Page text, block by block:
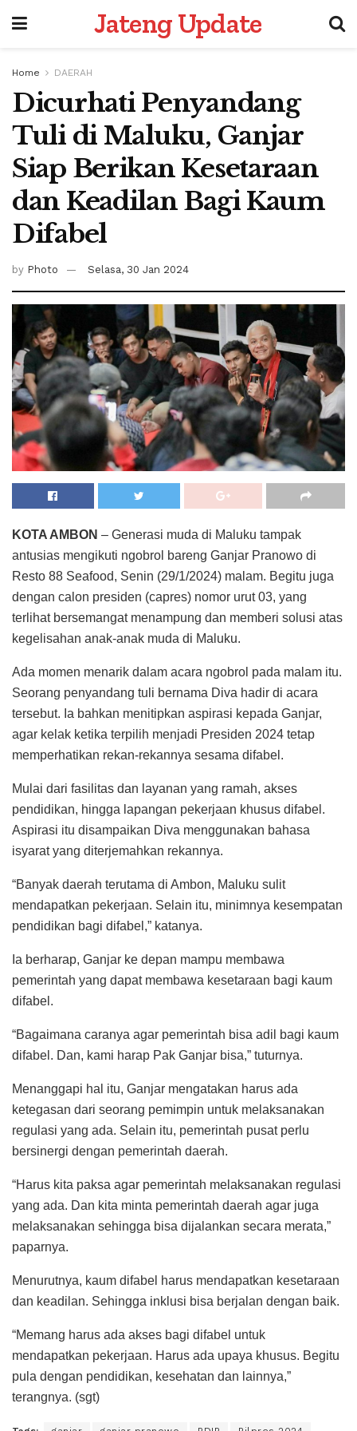
Jateng Update
Home DAERAH
Dicurhati Penyandang
Tuli di Maluku, Ganjar
Siap Berikan Kesetaraan
dan Keadilan Bagi Kaum
Difabel
by Photo Selasa, 30 Jan 2024
KOTA AMBON – Generasi muda di Maluku tampak
antusias mengikuti ngobrol bareng Ganjar Pranowo di
Resto 88 Seafood, Senin (29/1/2024) malam. Begitu juga
dengan calon presiden (capres) nomor urut 03, yang
terlihat bersemangat menampung dan memberi solusi atas
kegelisahan anak-anak muda di Maluku.
Ada momen menarik dalam acara ngobrol pada malam itu.
Seorang penyandang tuli bernama Diva hadir di acara
tersebut. Ia bahkan menitipkan aspirasi kepada Ganjar,
agar kelak ketika terpilih menjadi Presiden 2024 tetap
memperhatikan rekan-rekannya sesama difabel.
Mulai dari fasilitas dan layanan yang ramah, akses
pendidikan, hingga lapangan pekerjaan khusus difabel.
Aspirasi itu disampaikan Diva menggunakan bahasa
isyarat yang diterjemahkan rekannya.
“Banyak daerah terutama di Ambon, Maluku sulit
mendapatkan pekerjaan. Selain itu, minimnya kesempatan
pendidikan bagi difabel,” katanya.
Ia berharap, Ganjar ke depan mampu membawa
pemerintah yang dapat membawa kesetaraan bagi kaum
difabel.
“Bagaimana caranya agar pemerintah bisa adil bagi kaum
difabel. Dan, kami harap Pak Ganjar bisa,” tuturnya.
Menanggapi hal itu, Ganjar mengatakan harus ada
ketegasan dari seorang pemimpin untuk melaksanakan
regulasi yang ada. Selain itu, pemerintah pusat perlu
bersinergi dengan pemerintah daerah.
“Harus kita paksa agar pemerintah melaksanakan regulasi
yang ada. Dan kita minta pemerintah daerah agar juga
melaksanakan sehingga bisa dijalankan secara merata,”
paparnya.
Menurutnya, kaum difabel harus mendapatkan kesetaraan
dan keadilan. Sehingga inklusi bisa berjalan dengan baik.
“Memang harus ada akses bagi difabel untuk
mendapatkan pekerjaan. Harus ada upaya khusus. Begitu
pula dengan pendidikan, kesehatan dan lainnya,”
terangnya. (sgt)